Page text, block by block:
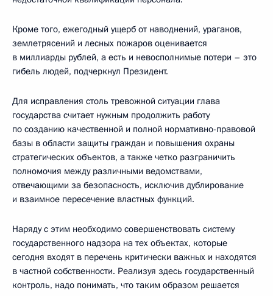
Кроме того, ежегодный ущерб от наводнений, ураганов,
землетрясений и лесных пожаров оценивается
в миллиарды рублей, а есть и невосполнимые потери – это
гибель людей, подчеркнул Президент.
Для исправления столь тревожной ситуации глава
государства считает нужным продолжить работу
по созданию качественной и полной нормативно-правовой
базы в области защиты граждан и повышения охраны
стратегических объектов, а также четко разграничить
полномочия между различными ведомствами,
отвечающими за безопасность, исключив дублирование
и взаимное пересечение властных функций.
Наряду с этим необходимо совершенствовать систему
государственного надзора на тех объектах, которые
сегодня входят в перечень критически важных и находятся
в частной собственности. Реализуя здесь государственный
контроль, надо понимать, что таким образом решается